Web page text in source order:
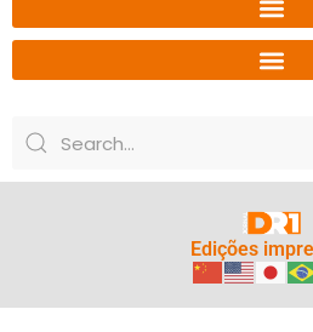
Edições